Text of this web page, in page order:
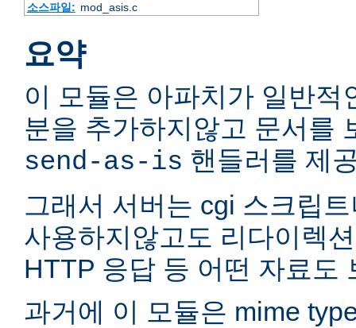
소스파일: mod_asis.c
요약
이 모듈은 아파치가 일반적
분을 추가하지않고 문서를
send-as-is 핸들러를 제
그래서 서버는 cgi 스크립
사용하지않고도 리다이렉
HTTP 응답 등 어떤 자료도
과거에 이 모듈은 mime